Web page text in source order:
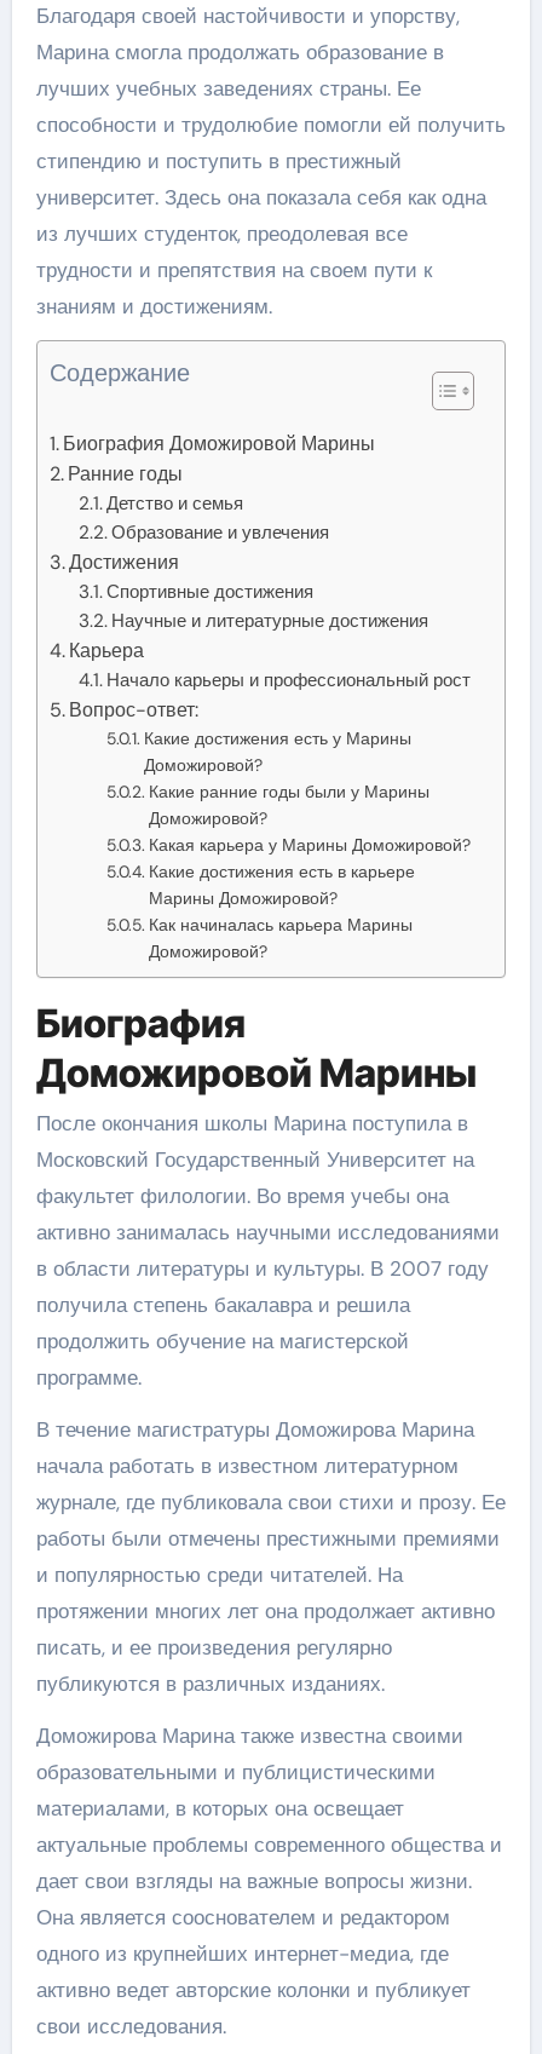
Благодаря своей настойчивости и упорству,
Марина смогла продолжать образование в
лучших учебных заведениях страны. Ее
способности и трудолюбие помогли ей получить
стипендию и поступить в престижный
университет. Здесь она показала себя как одна
из лучших студенток, преодолевая все
трудности и препятствия на своем пути к
знаниям и достижениям.
Содержание
Биография Доможировой Марины
Ранние годы
Детство и семья
Образование и увлечения
Достижения
Спортивные достижения
Научные и литературные достижения
Карьера
Начало карьеры и профессиональный рост
Вопрос-ответ:
Какие достижения есть у Марины
Доможировой?
Какие ранние годы были у Марины
Доможировой?
Какая карьера у Марины Доможировой?
Какие достижения есть в карьере
Марины Доможировой?
Как начиналась карьера Марины
Доможировой?
Биография
Доможировой Марины
После окончания школы Марина поступила в
Московский Государственный Университет на
факультет филологии. Во время учебы она
активно занималась научными исследованиями
в области литературы и культуры. В 2007 году
получила степень бакалавра и решила
продолжить обучение на магистерской
программе.
В течение магистратуры Доможирова Марина
начала работать в известном литературном
журнале, где публиковала свои стихи и прозу. Ее
работы были отмечены престижными премиями
и популярностью среди читателей. На
протяжении многих лет она продолжает активно
писать, и ее произведения регулярно
публикуются в различных изданиях.
Доможирова Марина также известна своими
образовательными и публицистическими
материалами, в которых она освещает
актуальные проблемы современного общества и
дает свои взгляды на важные вопросы жизни.
Она является сооснователем и редактором
одного из крупнейших интернет-медиа, где
активно ведет авторские колонки и публикует
свои исследования.